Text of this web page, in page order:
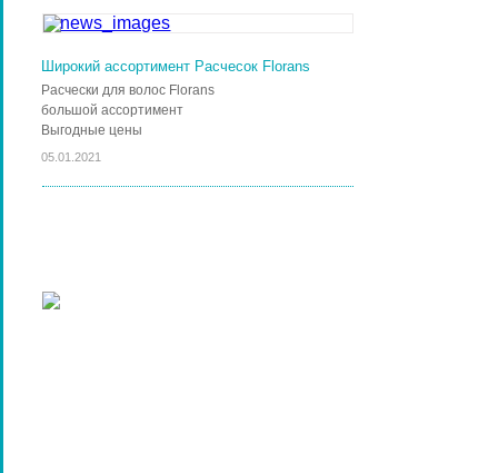
Широкий ассортимент Расчесок Florans
Расчески для волос Florans
большой ассортимент
Выгодные цены
05.01.2021